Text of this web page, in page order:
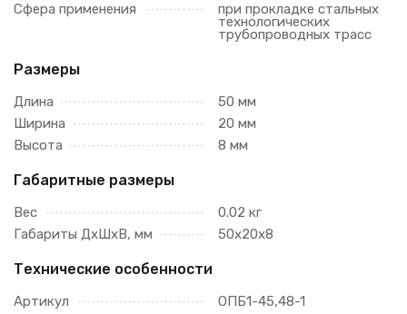
Сфера применения
при прокладке стальных
технологических
трубопроводных трасс
Размеры
Длина
50 мм
Ширина
20 мм
Высота
8 мм
Габаритные размеры
Вес
0.02 кг
Габариты ДхШхВ, мм
50х20х8
Технические особенности
Артикул
ОПБ1-45,48-1